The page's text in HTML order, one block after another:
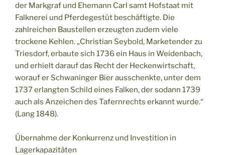
der Markgraf und Ehemann Carl samt Hofstaat mit
Falknerei und Pferdegestüt beschäftigte. Die
zahlreichen Baustellen erzeugten zudem viele
trockene Kehlen. „Christian Seybold, Marketender zu
Triesdorf, erbaute sich 1736 ein Haus in Weidenbach,
und erhielt darauf das Recht der Heckenwirtschaft,
worauf er Schwaninger Bier ausschenkte, unter dem
1737 erlangten Schild eines Falken, der sodann 1739
auch als Anzeichen des Tafernrechts erkannt wurde.“
(Lang 1848).
Übernahme der Konkurrenz und Investition in
Lagerkapazitäten